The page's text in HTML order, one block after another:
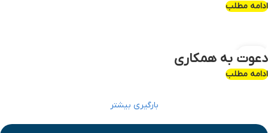
ادامه مطلب
22
مرداد
دعوت به همکاری
ادامه مطلب
بارگیری بیشتر